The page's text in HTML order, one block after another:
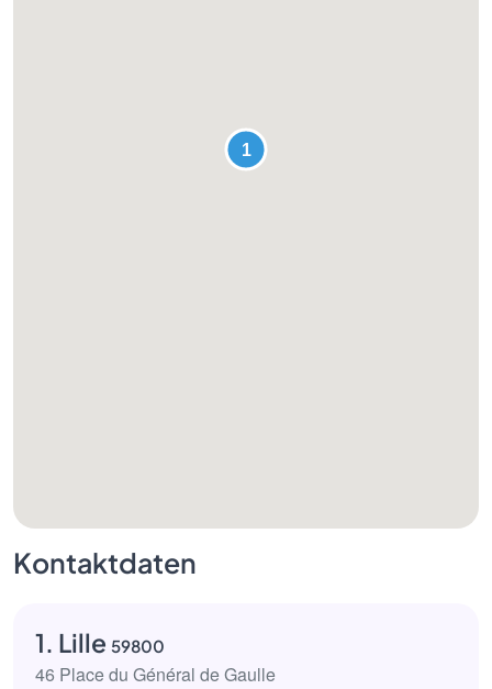
Kontaktdaten
1. Lille 59800
46 Place du Général de Gaulle